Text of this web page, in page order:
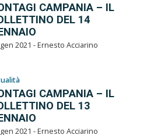
CAMPANIA – IL
DEL 14
2021 - Ernesto Acciarino
CAMPANIA – IL
DEL 13
2021 - Ernesto Acciarino